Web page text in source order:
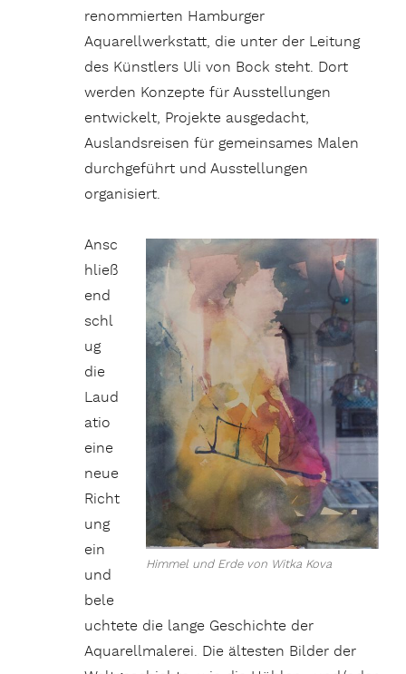
renommierten Hamburger
Aquarellwerkstatt, die unter der Leitung
des Künstlers Uli von Bock steht. Dort
werden Konzepte für Ausstellungen
entwickelt, Projekte ausgedacht,
Auslandsreisen für gemeinsames Malen
durchgeführt und Ausstellungen
organisiert.
Himmel und Erde von Witka Kova
Ansc
hließ
end
schl
ug
die
Laud
atio
eine
neue
Richt
ung
ein
und
bele
uchtete die lange Geschichte der
Aquarellmalerei. Die ältesten Bilder der